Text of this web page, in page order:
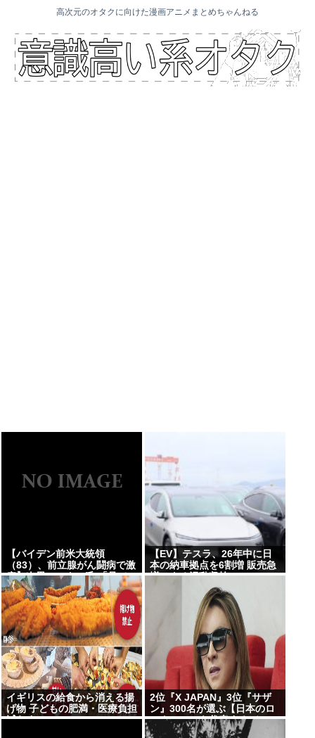
高次元のオタクに向けた漫画アニメまとめちゃんねる
【バイデン前米大統領
（83）、前立腺がん闘病で激
痛】次男ハンター氏 「見てい
てとてもつらい」
【EV】テスラ、26年中に日
本の納車拠点を6割増 販売急
増による混乱収拾へ
イギリスの給食から消える揚
げ物 子どもの肥満・医療負担
減らす
2位『X JAPAN』3位『サザ
ン』300名が選ぶ【日本のロ
ックシーンを代表するバン
ド】1位に